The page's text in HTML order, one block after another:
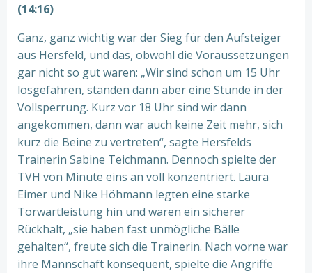
(14:16)
Ganz, ganz wichtig war der Sieg für den Aufsteiger
aus Hersfeld, und das, obwohl die Voraussetzungen
gar nicht so gut waren: „Wir sind schon um 15 Uhr
losgefahren, standen dann aber eine Stunde in der
Vollsperrung. Kurz vor 18 Uhr sind wir dann
angekommen, dann war auch keine Zeit mehr, sich
kurz die Beine zu vertreten“, sagte Hersfelds
Trainerin Sabine Teichmann. Dennoch spielte der
TVH von Minute eins an voll konzentriert. Laura
Eimer und Nike Höhmann legten eine starke
Torwartleistung hin und waren ein sicherer
Rückhalt, „sie haben fast unmögliche Bälle
gehalten“, freute sich die Trainerin. Nach vorne war
ihre Mannschaft konsequent, spielte die Angriffe